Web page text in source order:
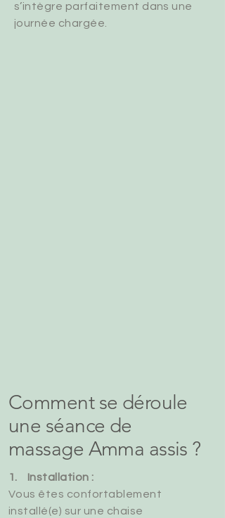
s’intègre parfaitement dans une
journée chargée.
Comment se déroule
une séance de
massage Amma assis ?
1. Installation :
Vous êtes confortablement
installé(e) sur une chaise